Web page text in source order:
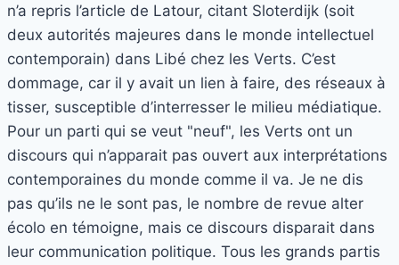
n’a repris l’article de Latour, citant Sloterdijk (soit
deux autorités majeures dans le monde intellectuel
contemporain) dans Libé chez les Verts. C’est
dommage, car il y avait un lien à faire, des réseaux à
tisser, susceptible d’interresser le milieu médiatique.
Pour un parti qui se veut "neuf", les Verts ont un
discours qui n’apparait pas ouvert aux interprétations
contemporaines du monde comme il va. Je ne dis
pas qu’ils ne le sont pas, le nombre de revue alter
écolo en témoigne, mais ce discours disparait dans
leur communication politique. Tous les grands partis